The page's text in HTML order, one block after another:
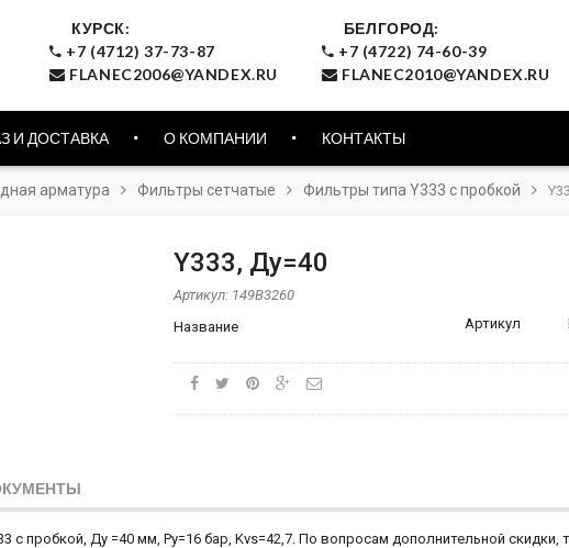
КУРСК:
+7 (4712) 37-73-87
FLANEC2006@YANDEX.RU
БЕЛГОРОД:
+7 (4722) 74-60-39
FLANEC2010@YANDEX.RU
И ДОСТАВКА О КОМПАНИИ КОНТАКТЫ
арматура Фильтры сетчатые Фильтры типа Y333 с пробкой
Y333, Ду=40
Артикул: 149B3260
Название
Артикул
с пробкой, Ду =40 мм, Ру=16 бар, Kvs=42,7. По вопросам дополнительной скидки,